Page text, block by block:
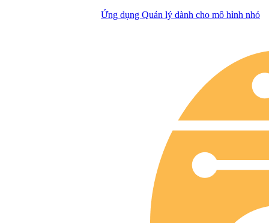
Ứng dụng Quản lý dành cho mô hình nhỏ